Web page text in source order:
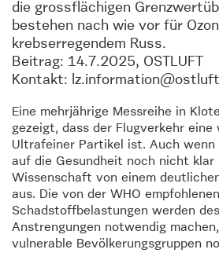
die grossflächigen
bestehen nach wie vor für
krebserregendem Russ.
Beitrag: 14.7.2025, OSTLUFT
Kontakt:
Eine mehrjährige Messreihe in
gezeigt, dass der Flugverkehr eine
Ultrafeiner Partikel ist. Auch wenn
auf die Gesundheit noch nicht klar
Wissenschaft von einem
aus. Die von der WHO
Schadstoffbelastungen werden
Anstrengungen notwendig
vulnerable Bevölkerungsgruppen